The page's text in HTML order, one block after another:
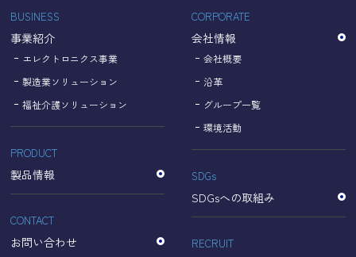
【Googleのプライバシーポリシー】
https://policies.google.com/privacy?hl=ja
https://policies.google.com/technologies/partner-sites?
hl=ja
個人情報に関するお問い合わせ窓口
名古屋理研電具株式会社
TEL：052-833-1248
BUSINESS
事業紹介
エレクトロニクス事業
製造業ソリューション
福祉介護ソリューション
PRODUCT
製品情報
CONTACT
お問い合わせ
CORPORATE
会社情報
会社概要
沿革
グループ一覧
環境活動
SDGs
SDGsへの取組み
RECRUIT